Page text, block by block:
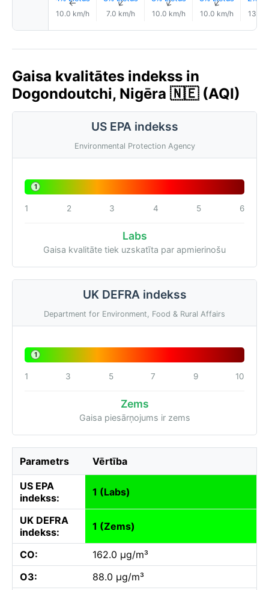
↑
10.0 km/h
↑
7.0 km/h
↑
10.0 km/h
↑
10.0 km/h 13.0
Gaisa kvalitātes indekss in
Dogondoutchi, Nigēra 🇳🇪 (AQI)
US EPA indekss
Environmental Protection Agency
1
1 2 3 4 5 6
Labs
Gaisa kvalitāte tiek uzskatīta par apmierinošu
UK DEFRA indekss
Department for Environment, Food & Rural Affairs
1
1 3 5 7 9 10
Zems
Gaisa piesārņojums ir zems
Parametrs Vērtība
US EPA
indekss:
1 (Labs)
UK DEFRA
indekss:
1 (Zems)
CO:
162.0 µg/m³
O3:
88.0 µg/m³